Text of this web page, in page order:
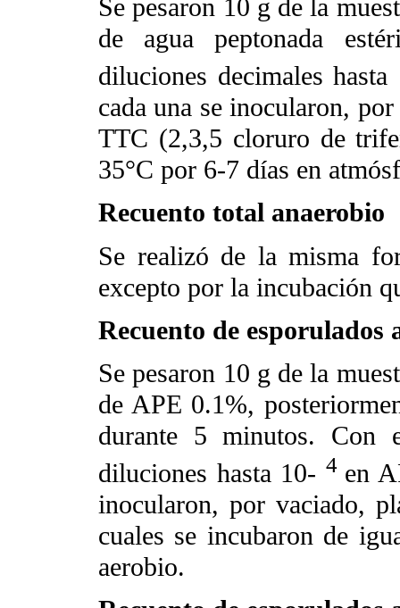
Se pesaron 10 g de la
de agua peptonada
diluciones decimales hasta
cada una se inocularon,
TTC (2,3,5 cloruro de
35°C por 6-7 días en
Recuento total anaerobio
Se realizó de la misma
excepto por la incubación
Recuento de esporulados
Se pesaron 10 g de la
de APE 0.1%,
durante 5 minutos. Con
diluciones hasta 10- 4 en
inocularon, por vaciado,
cuales se incubaron de
aerobio.